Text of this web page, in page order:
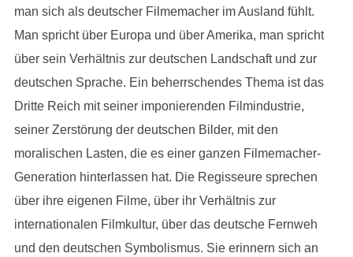
man sich als deutscher Filmemacher im Ausland fühlt.
Man spricht über Europa und über Amerika, man spricht
über sein Verhältnis zur deutschen Landschaft und zur
deutschen Sprache. Ein beherrschendes Thema ist das
Dritte Reich mit seiner imponierenden Filmindustrie,
seiner Zerstörung der deutschen Bilder, mit den
moralischen Lasten, die es einer ganzen Filmemacher-
Generation hinterlassen hat. Die Regisseure sprechen
über ihre eigenen Filme, über ihr Verhältnis zur
internationalen Filmkultur, über das deutsche Fernweh
und den deutschen Symbolismus. Sie erinnern sich an